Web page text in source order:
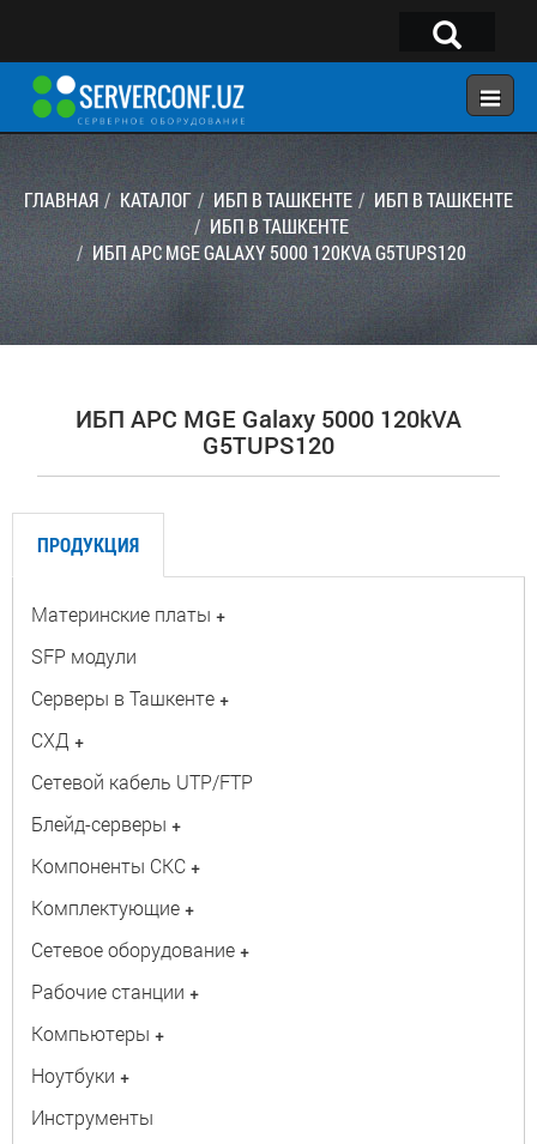
×
ГЛАВНАЯ
КОНФИГУРАТОР
КАТАЛОГ
УСЛУГИ
КОНТАКТЫ
Telegram:@serverconf_uz
Тел: (90) 932-18-00
ГЛАВНАЯ КАТАЛОГ ИБП В ТАШКЕНТЕ
ИБП В ТАШКЕНТЕ
ИБП В ТАШКЕНТЕ
ИБП APC MGE GALAXY 5000 120KVA G5TUPS120
ИБП APC MGE Galaxy 5000 120kVA
G5TUPS120
ПРОДУКЦИЯ
Материнские платы +
SFP модули
Серверы в Ташкенте +
СХД +
Сетевой кабель UTP/FTP
Блейд-серверы +
Компоненты СКС +
Комплектующие +
Сетевое оборудование +
Рабочие станции +
Компьютеры +
Ноутбуки +
Инструменты